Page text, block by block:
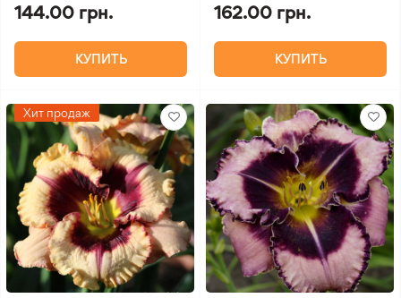
144.00 грн.
КУПИТЬ
162.00 грн.
КУПИТЬ
Хит продаж